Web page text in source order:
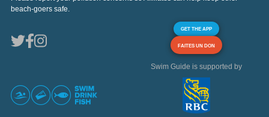
beach-goers safe.
GET THE APP
FAITES UN DON
Swim Guide is supported by